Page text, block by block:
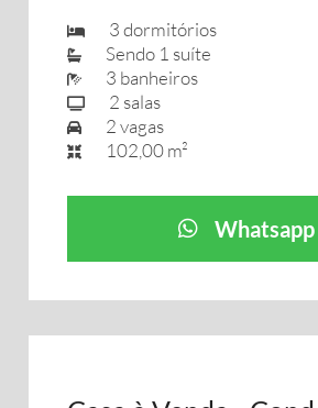
3 dormitórios
Sendo 1 suíte
3 banheiros
2 salas
2 vagas
102,00 m²
Whatsapp